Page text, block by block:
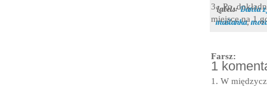
3. Po
miejsce na 1
Farsz:
1. W
Labels:Dania z
maślanka,
1